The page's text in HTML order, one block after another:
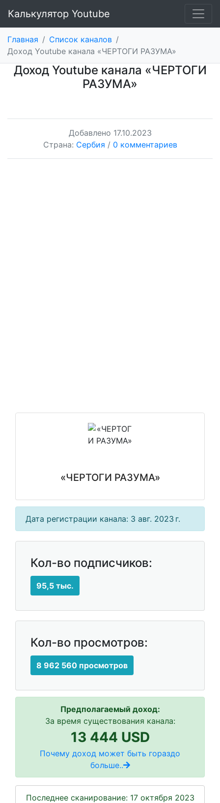
Калькулятор Youtube
Главная / Список каналов /
Доход Youtube канала «ЧЕРТОГИ РАЗУМА»
Доход Youtube канала «ЧЕРТОГИ
РАЗУМА»
Добавлено 17.10.2023
Страна: Сербия / 0 комментариев
«ЧЕРТОГИ РАЗУМА»
Дата регистрации канала: 3 авг. 2023 г.
Кол-во подписчиков:
95,5 тыс.
Кол-во просмотров:
8 962 560 просмотров
Предполагаемый доход:
За время существования канала:
13 444 USD
Почему доход может быть гораздо
больше..
Последнее сканирование: 17 октября 2023